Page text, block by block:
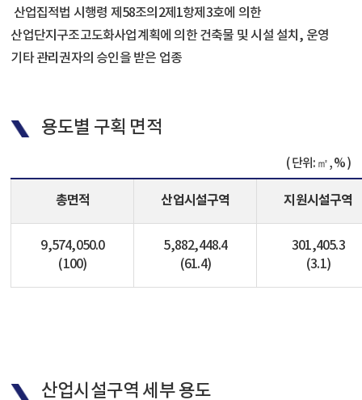
산업집적법 시행령 제58조의2제1항제3호에 의한
산업단지구조고도화사업계획에 의한 건축물 및 시설 설치, 운영
기타 관리권자의 승인을 받은 업종
용도별 구획 면적
단위: ㎡, %
총면적 산업시설구역 지원시설구역
9,574,050.0
(100)
5,882,448.4
(61.4)
301,405.3
(3.1)
산업시설구역 세부 용도